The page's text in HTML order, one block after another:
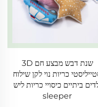
שנת דבש מבצע חם 3D
כריות נוי לקן שילוח
ביתיים כיסויי כריות ליש
sleeper